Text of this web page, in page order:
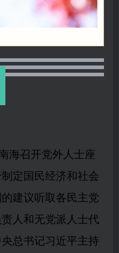
海召开党外人士座
定国民经济和社会
建议听取各民主党
人和无党派人士代
总书记习近平主持